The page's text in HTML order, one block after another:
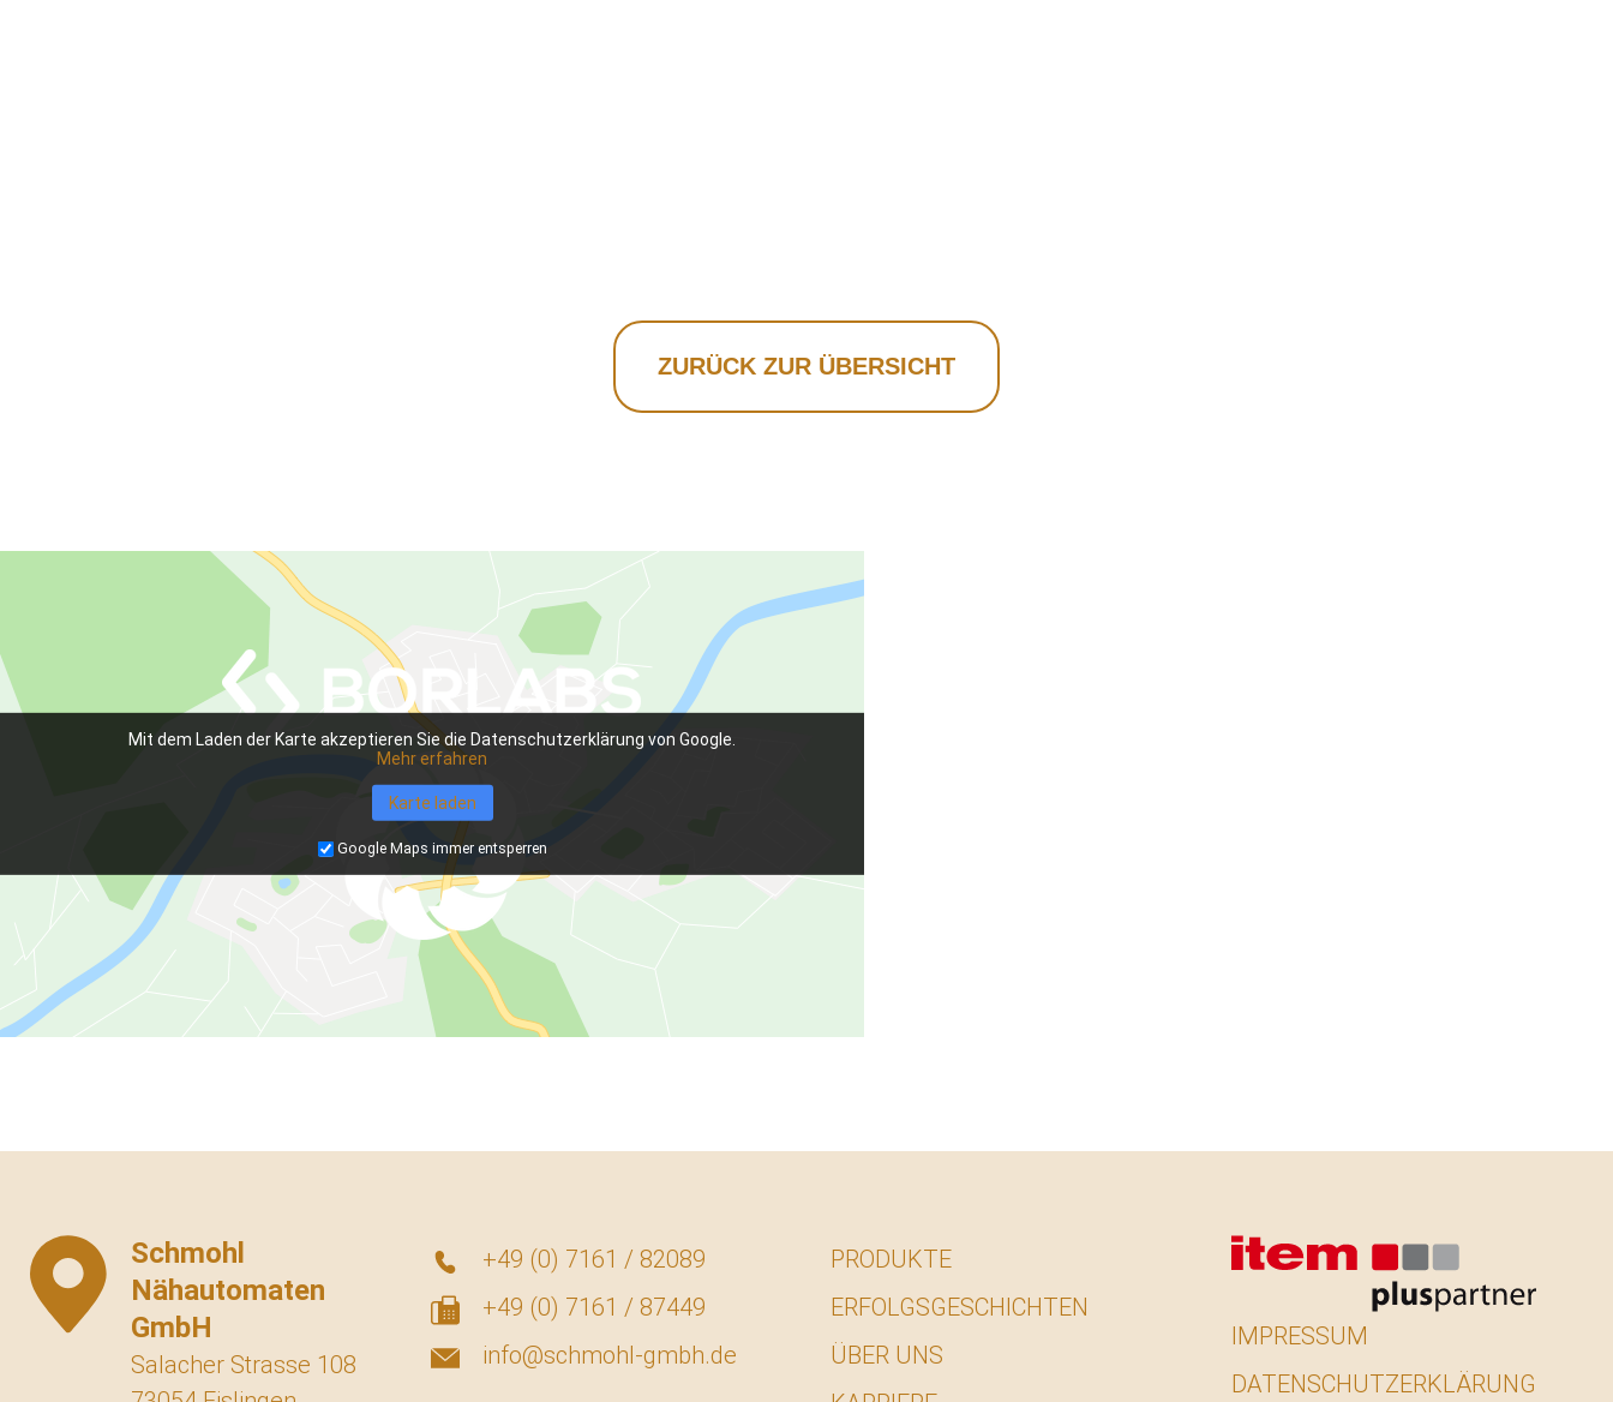
ZURÜCK ZUR ÜBERSICHT
Mit dem Laden der Karte akzeptieren Sie die Datenschutzerklärung von Google.
Mehr erfahren
Karte laden
Google Maps immer entsperren
Schmohl
Nähautomaten
GmbH
Salacher Strasse 108
+49 (0) 7161 / 82089
+49 (0) 7161 / 87449
info@schmohl-gmbh.de
PRODUKTE
ERFOLGSGESCHICHTEN
ÜBER UNS
IMPRESSUM
DATENSCHUTZERKLÄRUNG